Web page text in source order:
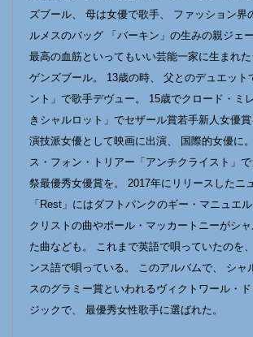
ズブール、 母は女優で歌手、 ファッション界
ルメスのバッグ 「バーキン」の生みの親ジェ
最高の血筋といってもいい芸能一家に生まれた
ゲンズブール。 13歳の時、 父とのデュエット
ント」で歌手デヴュー。 15歳でクロード・ミ
きシャルロット」でセザール賞若手新人女優
演技派女優として映画に出演、 国際的女優に
ス・フォン・トリアー「アンチクライスト」
祭最優秀女優賞を。 2017年にリリースしたニ
「Rest」にはダフトパンクのギー・マニュエ
クリストの曲やポール・マッカートニーがシ
た曲なども。 これまで英語で唄っていたのを
ンス語で唄っている。 このアルバムで、 シャ
スのグラミー賞といわれるヴィクトワール・
ジックで、 最優秀女性歌手に選ばれた。